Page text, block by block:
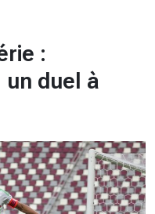
:
un duel à